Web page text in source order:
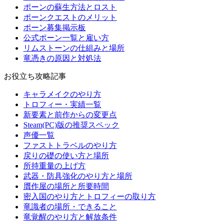
ポーンの蘇生方法とロスト
ポーンクエストのメリット
ポーン募集掲示板
公式ポーン一覧と雇い方
リムストーンの仕組みと場所
竜憑きの原因と対処法
お役立ち攻略記事
キャラメイクのやり方
トロフィー・実績一覧
新要素と前作からの変更点
Steam(PC)版の推奨スペック
声優一覧
ファストトラベルのやり方
戻りの礎の使い方と場所
所持重量の上げ方
武器・防具強化のやり方と場所
贋作屋の場所と所要時間
密入国のやり方とトロフィーの取り方
竜識者の場所・できること
竜覚醒のやり方と解放条件